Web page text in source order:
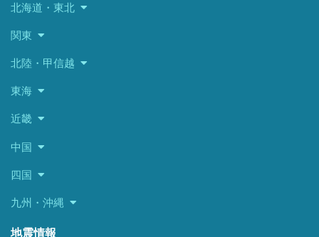
北海道・東北
関東
北陸・甲信越
東海
近畿
中国
四国
九州・沖縄
地震情報